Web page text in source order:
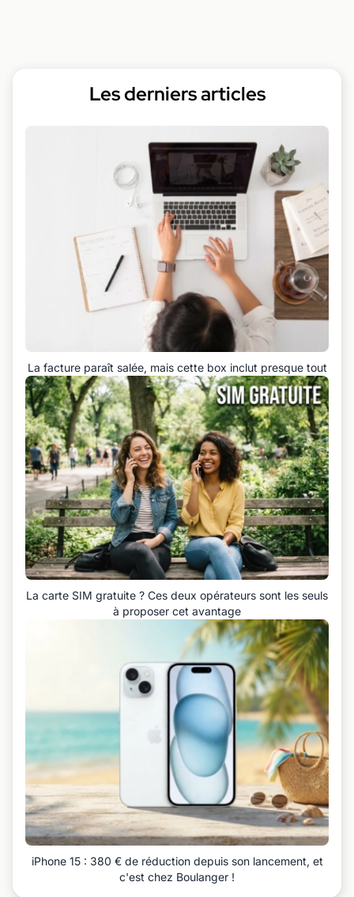
Les derniers articles
La facture paraît salée, mais cette box inclut presque tout
La carte SIM gratuite ? Ces deux opérateurs sont les seuls
à proposer cet avantage
iPhone 15 : 380 € de réduction depuis son lancement, et
c'est chez Boulanger !